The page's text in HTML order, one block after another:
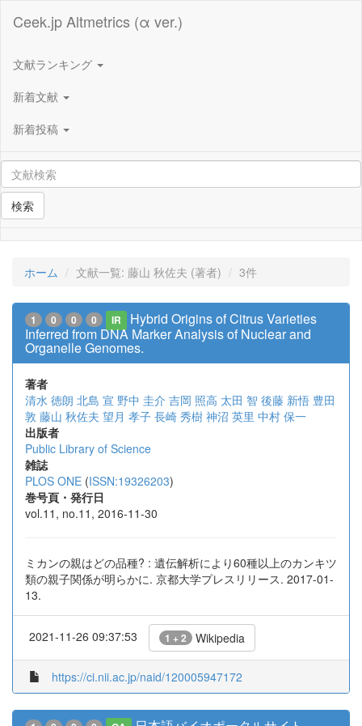
Ceek.jp Altmetrics (α ver.)
文献ランキング
新着文献
新着投稿
検索
ホーム 文献一覧: 藤山 秋佐夫 (著者) 3件
1 0 0 0 IR
Hybrid Origins of Citrus Varieties
Inferred from DNA Marker Analysis of Nuclear and
Organelle Genomes.
著者
清水 徳朗 北島 宣 野中 圭介 吉岡 照高 太田 智 後藤 新悟 豊田
敦 藤山 秋佐夫 望月 孝子 長崎 秀樹 神沼 英里 中村 保一
出版者
Public Library of Science
雑誌
PLOS ONE (ISSN:19326203)
巻号頁・発行日
vol.11, no.11, 2016-11-30
ミカンの親はどの品種? : 遺伝解析により60種以上のカンキツ
類の親子関係が明らかに. 京都大学プレスリリース. 2017-01-
13.
2021-11-26 09:37:53 1 + 2 Wikipedia
https://ci.nii.ac.jp/naid/120005947172